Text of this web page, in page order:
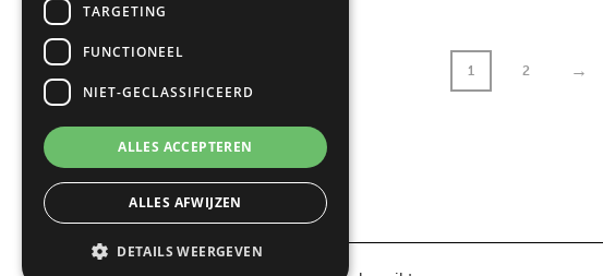
1 2 →
TARGETING
FUNCTIONEEL
NIET-GECLASSIFICEERD
ALLES ACCEPTEREN
ALLES AFWIJZEN
DETAILS WEERGEVEN